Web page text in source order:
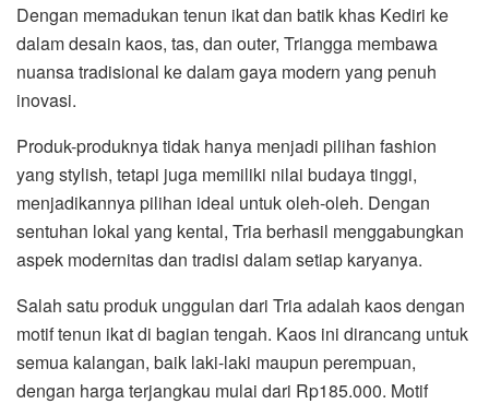
Dengan memadukan tenun ikat dan batik khas Kediri ke
dalam desain kaos, tas, dan outer, Triangga membawa
nuansa tradisional ke dalam gaya modern yang penuh
inovasi.
Produk-produknya tidak hanya menjadi pilihan fashion
yang stylish, tetapi juga memiliki nilai budaya tinggi,
menjadikannya pilihan ideal untuk oleh-oleh. Dengan
sentuhan lokal yang kental, Tria berhasil menggabungkan
aspek modernitas dan tradisi dalam setiap karyanya.
Salah satu produk unggulan dari Tria adalah kaos dengan
motif tenun ikat di bagian tengah. Kaos ini dirancang untuk
semua kalangan, baik laki-laki maupun perempuan,
dengan harga terjangkau mulai dari Rp185.000. Motif